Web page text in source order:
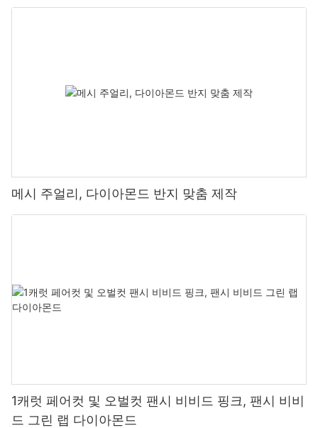
메시 주얼리, 다이아몬드 반지 맞춤 제작
1캐럿 페어컷 및 오벌컷 팬시 비비드 핑크, 팬시 비비
드 그린 랩 다이아몬드